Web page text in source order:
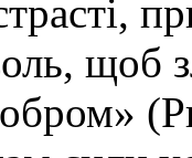
щоб